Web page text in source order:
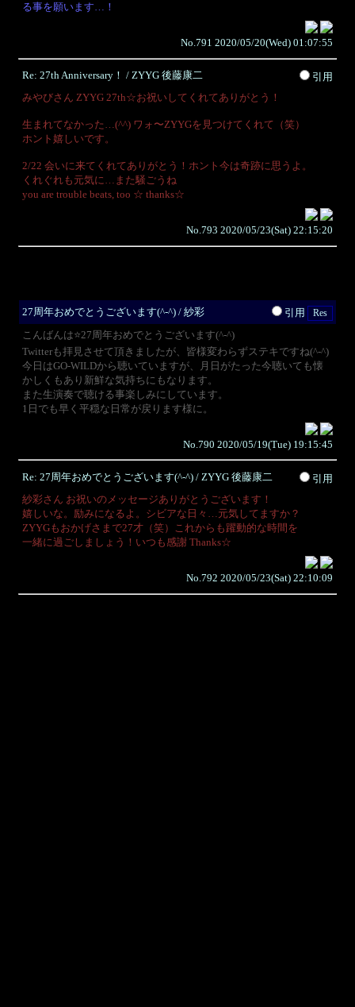
る事を願います…！
No.791 2020/05/20(Wed) 01:07:55
Re: 27th Anniversary！ / ZYYG 後藤康二
引用
みやびさん ZYYG 27th☆お祝いしてくれてありがとう！
生まれてなかった…(^^) ワォ〜ZYYGを見つけてくれて（笑）
ホント嬉しいです。
2/22 会いに来てくれてありがとう！ホント今は奇跡に思うよ。
くれぐれも元気に…また騒ごうね
you are trouble beats, too ☆ thanks☆
No.793 2020/05/23(Sat) 22:15:20
27周年おめでとうございます(^-^) / 紗彩
引用
こんばんは⭐️27周年おめでとうございます(^-^)
Twitterも拝見させて頂きましたが、皆様変わらずステキですね(^-^)
今日はGO-WILDから聴いていますが、月日がたった今聴いても懐
かしくもあり新鮮な気持ちにもなります。
また生演奏で聴ける事楽しみにしています。
1日でも早く平穏な日常が戻ります様に。
No.790 2020/05/19(Tue) 19:15:45
Re: 27周年おめでとうございます(^-^) / ZYYG 後藤康二
引用
紗彩さん お祝いのメッセージありがとうございます！
嬉しいな。励みになるよ。シビアな日々…元気してますか？
ZYYGもおかげさまで27才（笑）これからも躍動的な時間を
一緒に過ごしましょう！いつも感謝 Thanks☆
No.792 2020/05/23(Sat) 22:10:09